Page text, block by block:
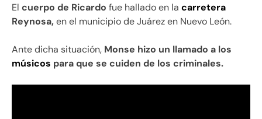
El cuerpo de Ricardo fue hallado en la carretera
Reynosa, en el municipio de Juárez en Nuevo León.
Ante dicha situación, Monse hizo un llamado a los
músicos para que se cuiden de los criminales.